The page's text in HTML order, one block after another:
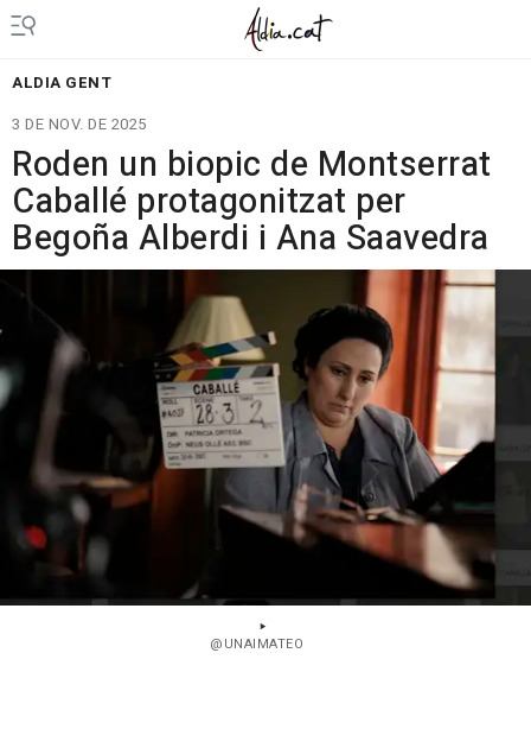
ALDIA GENT
3 DE NOV. DE 2025
Roden un biopic de Montserrat
Caballé protagonitzat per
Begoña Alberdi i Ana Saavedra
@UNAIMATEO